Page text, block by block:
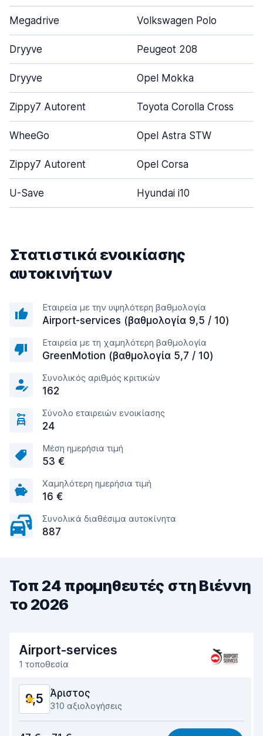
Megadrive Volkswagen Polo
Dryyve Peugeot 208
Dryyve Opel Mokka
Zippy7 Autorent Toyota Corolla Cross
WheeGo Opel Astra STW
Zippy7 Autorent Opel Corsa
U-Save Hyundai i10
Στατιστικά ενοικίασης
αυτοκινήτων
Εταιρεία με την υψηλότερη βαθμολογία
Airport-services (βαθμολογία 9,5 / 10)
Εταιρεία με τη χαμηλότερη βαθμολογία
GreenMotion (βαθμολογία 5,7 / 10)
Συνολικός αριθμός κριτικών
162
Σύνολο εταιρειών ενοικίασης
24
Μέση ημερήσια τιμή
53 €
Χαμηλότερη ημερήσια τιμή
16 €
Συνολικά διαθέσιμα αυτοκίνητα
887
Τοπ 24 προμηθευτές στη Βιέννη
το 2026
Airport-services
1 τοποθεσία
9,5 Άριστος
310 αξιολογήσεις
9,1